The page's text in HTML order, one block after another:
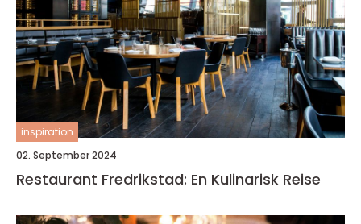
inspiration
02. September 2024
Restaurant Fredrikstad: En Kulinarisk Reise